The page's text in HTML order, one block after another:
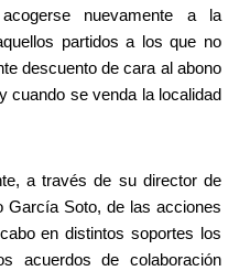
nuevamente a la
partidos a los que no
descuento de cara al abono
cuando se venda la localidad
a través de su director de
García Soto, de las acciones
en distintos soportes los
acuerdos de colaboración